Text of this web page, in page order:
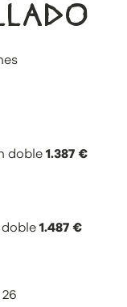
doble 1.387 €
1.487 €